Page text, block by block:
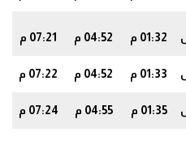
01:32 م 04:52 م 07:21 م
01:33 م 04:52 م 07:22 م
01:35 م 04:55 م 07:24 م